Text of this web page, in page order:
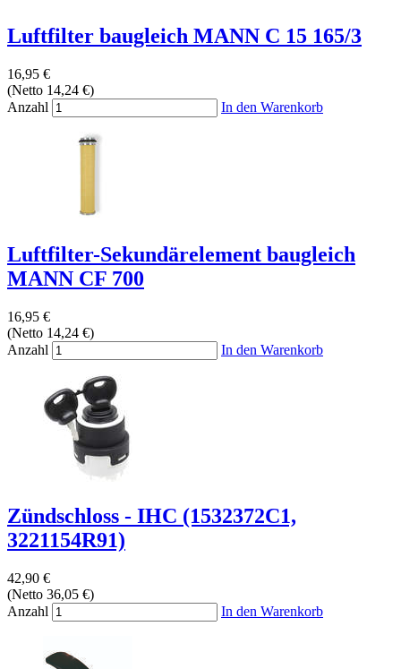
Luftfilter baugleich MANN C 15 165/3
16,95 €
(Netto 14,24 €)
Anzahl
In den Warenkorb
Luftfilter-Sekundärelement baugleich
MANN CF 700
16,95 €
(Netto 14,24 €)
Anzahl
In den Warenkorb
Zündschloss - IHC (1532372C1,
3221154R91)
42,90 €
(Netto 36,05 €)
Anzahl
In den Warenkorb